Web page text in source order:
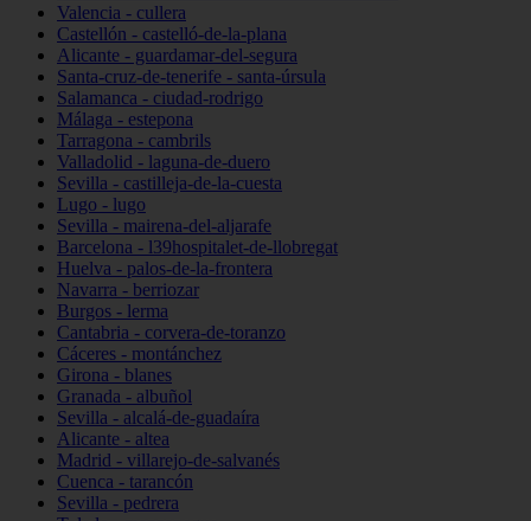
Valencia - cullera
Castellón - castelló-de-la-plana
Alicante - guardamar-del-segura
Santa-cruz-de-tenerife - santa-úrsula
Salamanca - ciudad-rodrigo
Málaga - estepona
Tarragona - cambrils
Valladolid - laguna-de-duero
Sevilla - castilleja-de-la-cuesta
Lugo - lugo
Sevilla - mairena-del-aljarafe
Barcelona - l39hospitalet-de-llobregat
Huelva - palos-de-la-frontera
Navarra - berriozar
Burgos - lerma
Cantabria - corvera-de-toranzo
Cáceres - montánchez
Girona - blanes
Granada - albuñol
Sevilla - alcalá-de-guadaíra
Alicante - altea
Madrid - villarejo-de-salvanés
Cuenca - tarancón
Sevilla - pedrera